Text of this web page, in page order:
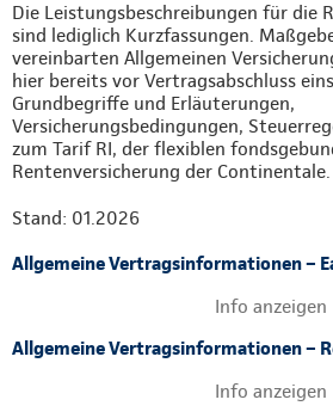
Die Leistungsbeschreibungen für die
sind lediglich Kurzfassungen.
vereinbarten Allgemeinen
hier bereits vor Vertragsabschluss
Grundbegriffe und Erläuterungen,
Versicherungsbedingungen,
zum Tarif RI, der flexiblen
Rentenversicherung der Continentale.
Stand: 01.2026
Allgemeine Vertragsinformationen –
Info anzeigen
Allgemeine Vertragsinformationen –
Info anzeigen